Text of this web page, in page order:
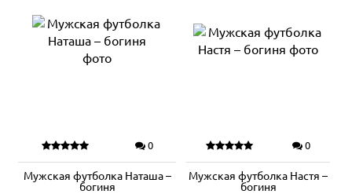
0
Мужская футболка Наташа –
богиня
0
Мужская футболка Настя –
богиня